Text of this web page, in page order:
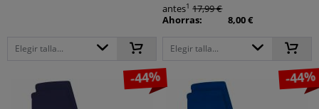
Elegir talla...
antes1 17,99 €
Ahorras:
8,00 €
Elegir talla...
-44% -44%